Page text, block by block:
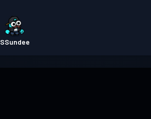
SSundee